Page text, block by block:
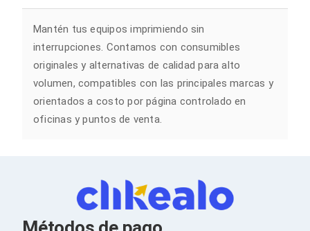
Monitores Portátiles
Filtros de Privacidad para Monitores
Accesorios para Estaciones de Trabajo
Estaciones de Trabajo
Memorias RAM y Flash
Memorias RAM para PC
Memorias RAM para Servidores
Memorias RAM para Laptop
Memorias USB
Tarjetas PCI Express
Tarjetas de Sonido
Mantén tus equipos imprimiendo sin
interrupciones. Contamos con consumibles
originales y alternativas de calidad para alto
volumen, compatibles con las principales marcas y
orientados a costo por página controlado en
oficinas y puntos de venta.